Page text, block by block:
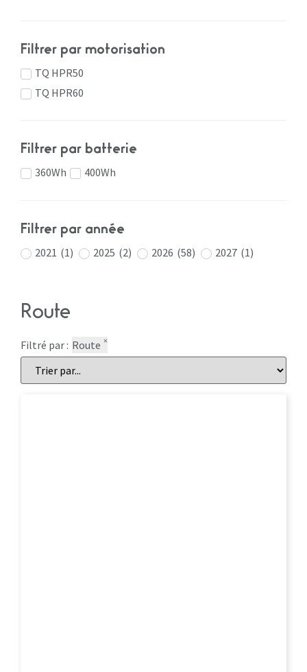
Filtrer par motorisation
TQ HPR50
TQ HPR60
Filtrer par batterie
360Wh 400Wh
Filtrer par année
2021 (1) 2025 (2) 2026 (58) 2027 (1)
Route
Filtré par : Route ×